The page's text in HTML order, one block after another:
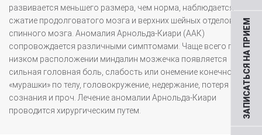
ЗАПИСАТЬСЯ НА ПРИЕМ
развивается меньшего размера, чем норма, наблюдается
сжатие продолговатого мозга и верхних шейных отделов
спинного мозга. Аномалия Арнольда-Киари (ААК)
сопровождается различными симптомами. Чаще всего при
низком расположении миндалин мозжечка появляется
сильная головная боль, слабость или онемение конечностей,
«мурашки» по телу, головокружение, недержание, потеря
сознания и проч. Лечение аномалии Арнольда-Киари
проводится хирургическим путем.